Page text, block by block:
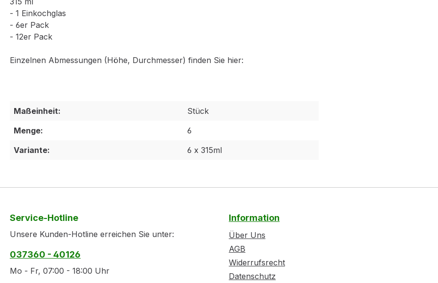
- 1 Einkochglas
- 6er Pack
- 12er Pack
Einzelnen Abmessungen (Höhe, Durchmesser) finden Sie hier:
Maßeinheit:
Stück
Menge:
6
Variante:
6 x 315ml
Service-Hotline
Unsere Kunden-Hotline erreichen Sie unter:
037360 - 40126
Mo - Fr, 07:00 - 18:00 Uhr
Information
Über Uns
AGB
Widerrufsrecht
Datenschutz